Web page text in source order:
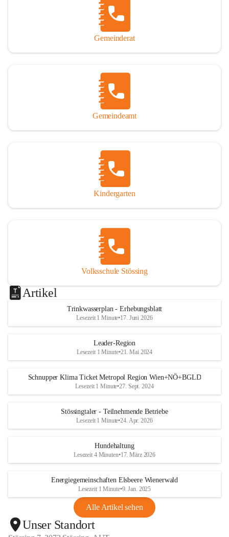
Gemeinderat
Gemeindeamt
Kindergarten
Volksschule Stössing
Artikel
Trinkwasserplan - Erhebungsblatt
Lesezeit 1 Minute•17. Juni 2026
Leader-Region
Lesezeit 1 Minute•21. Mai 2024
Schnupper Klima Ticket Metropol Region Wien+NÖ+BGLD
Lesezeit 1 Minute•27. Sept. 2024
Stössingtaler - Teilnehmende Betriebe
Lesezeit 1 Minute•24. Apr. 2026
Hundehaltung
Lesezeit 4 Minuten•17. März 2026
Energiegemeinschaften Elsbeere Wienerwald
Lesezeit 1 Minute•9. Jan. 2025
Alle Artikel sehen
Unser Standort